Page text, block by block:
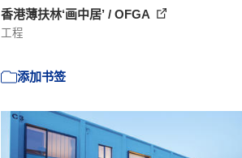
香港薄扶林‘画中居’ / OFGA
工程
添加书签